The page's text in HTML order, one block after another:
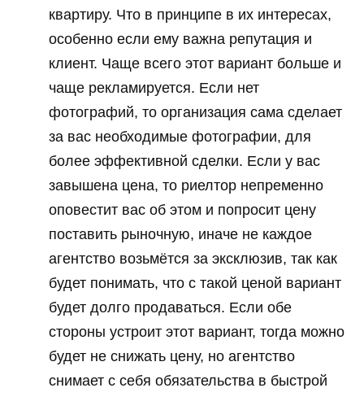
квартиру. Что в принципе в их интересах,
особенно если ему важна репутация и
клиент. Чаще всего этот вариант больше и
чаще рекламируется. Если нет
фотографий, то организация сама сделает
за вас необходимые фотографии, для
более эффективной сделки. Если у вас
завышена цена, то риелтор непременно
оповестит вас об этом и попросит цену
поставить рыночную, иначе не каждое
агентство возьмётся за эксклюзив, так как
будет понимать, что с такой ценой вариант
будет долго продаваться. Если обе
стороны устроит этот вариант, тогда можно
будет не снижать цену, но агентство
снимает с себя обязательства в быстрой